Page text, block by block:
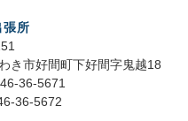
張所
き市好間町下好間字鬼越18
36-5671
36-5672